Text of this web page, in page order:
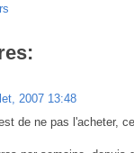
2007 13:48
de ne pas l'acheter,